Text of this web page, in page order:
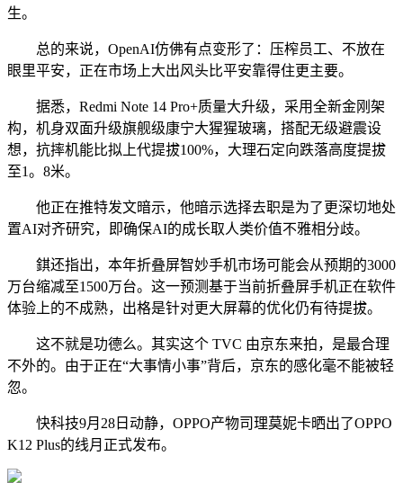
生。
总的来说，OpenAI仿佛有点变形了：压榨员工、不放在
眼里平安，正在市场上大出风头比平安靠得住更主要。
据悉，Redmi Note 14 Pro+质量大升级，采用全新金刚架
构，机身双面升级旗舰级康宁大猩猩玻璃，搭配无级避震设
想，抗摔机能比拟上代提拔100%，大理石定向跌落高度提拔
至1。8米。
他正在推特发文暗示，他暗示选择去职是为了更深切地处
置AI对齐研究，即确保AI的成长取人类价值不雅相分歧。
錤还指出，本年折叠屏智妙手机市场可能会从预期的3000
万台缩减至1500万台。这一预测基于当前折叠屏手机正在软件
体验上的不成熟，出格是针对更大屏幕的优化仍有待提拔。
这不就是功德么。其实这个 TVC 由京东来拍，是最合理
不外的。由于正在“大事情小事”背后，京东的感化毫不能被轻
忽。
快科技9月28日动静，OPPO产物司理莫妮卡晒出了OPPO
K12 Plus的线月正式发布。